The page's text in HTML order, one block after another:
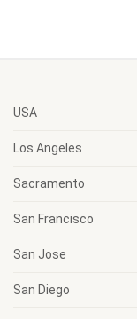
USA
Los Angeles
Sacramento
San Francisco
San Jose
San Diego